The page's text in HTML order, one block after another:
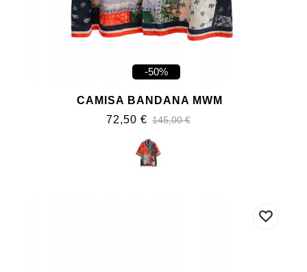
-50%
CAMISA BANDANA MWM
72,50 € 145,00 €